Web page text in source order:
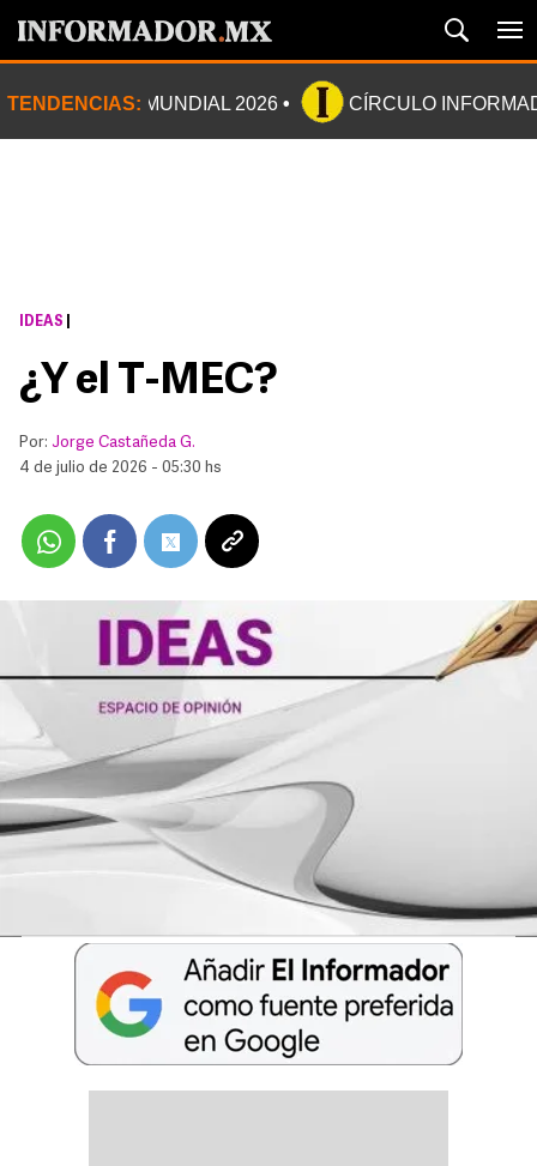
TENDENCIAS: MUNDIAL 2026 CÍRCULO
IDEAS
¿Y el T-MEC?
Por: Jorge Castañeda G.
4 de julio de 2026 - 05:30 hs